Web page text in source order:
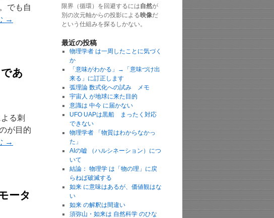
でも自
→
あ
る刺
が目的
→
ータ
限界（循環）を回避するには自然が
別の次元軸からの投影による映像だ
という仕組みを探るしかない。
最近の投稿
物理学者 は一周したことに気づく
か
「意味がわかる」→「意味づけ出
来る」に訂正します
弧理論 数式化への試み メモ
宇宙人 が地球に来た目的
意識は 中今 に届かない
UFO UAPは黒船 まったく対応
できない
物理学者 「物質はわからなかっ
た」
AIの嘘 （ハルシネーション）につ
いて
結論： 物理学 は「物の理」に戻
らねば破滅する
如来 に意味はあるが、価値観はな
い
如来 の解釈は間違い
須弥山・如来は 自然科学 のひな